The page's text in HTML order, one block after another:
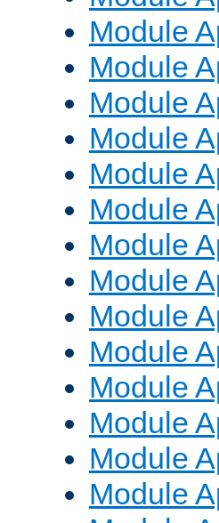
Module
Module
Module
Module
Module
Module
Module
Module
Module
Module
Module
Module
Module
Module